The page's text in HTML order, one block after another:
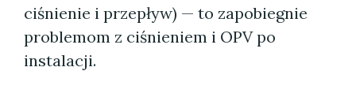
ciśnienie i przepływ) — to zapobiegnie
problemom z ciśnieniem i OPV po
instalacji.